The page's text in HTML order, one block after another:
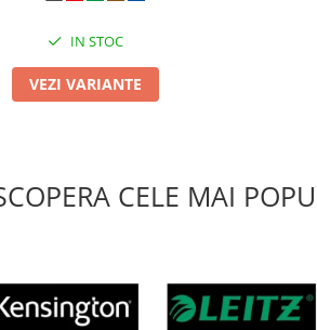
IN STOC
VEZI VARIANTE
CELE MAI